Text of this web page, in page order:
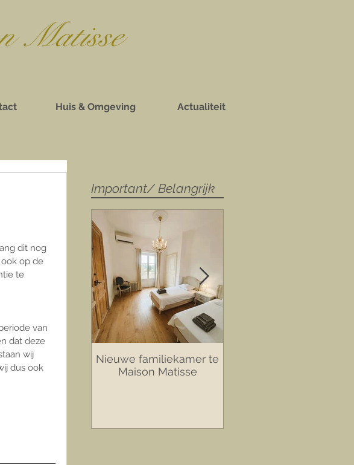
Matisse
Huis & Omgeving Actualiteit
dit nog
op de
te
van
dat deze
wij
dus ook
Important/ Belangrijk
Nieuwe familiekamer te
Maison Matisse